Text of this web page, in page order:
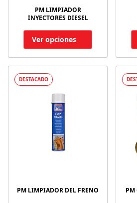
PM LIMPIADOR
INYECTORES DIESEL
Ver opciones
DESTACADO
PM LIMPIADOR DEL FRENO
PM